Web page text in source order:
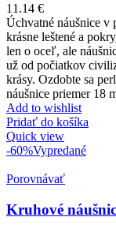
11.14 €
Úchvatné náušnice v
krásne leštené a
len o oceľ, ale
už od počiatkov
krásy. Ozdobte sa
náušnice priemer 18
Add to wishlist
Pridať do košíka
Quick view
-60%Vypredané
Porovnávať
Kruhové